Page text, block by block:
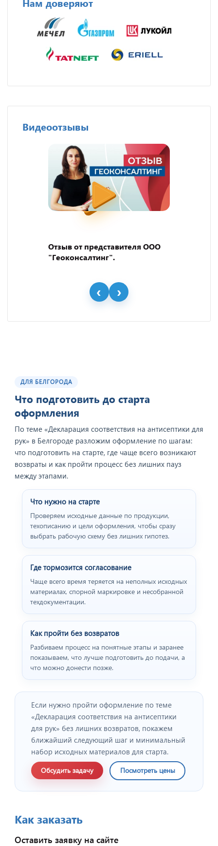
Видеоотзывы
Отзыв от представителя ООО
"Геоконсалтинг".
ДЛЯ БЕЛГОРОДА
Что подготовить до старта
оформления
По теме «Декларация соответствия на антисептики для
рук» в Белгороде разложим оформление по шагам:
что подготовить на старте, где чаще всего возникают
возвраты и как пройти процесс без лишних пауз
между этапами.
Что нужно на старте
Проверяем исходные данные по продукции,
техописанию и цели оформления, чтобы сразу
выбрать рабочую схему без лишних гипотез.
Где тормозится согласование
Чаще всего время теряется на неполных исходных
материалах, спорной маркировке и несобранной
техдокументации.
Как пройти без возвратов
Разбиваем процесс на понятные этапы и заранее
показываем, что лучше подготовить до подачи, а
что можно донести позже.
Если нужно пройти оформление по теме
«Декларация соответствия на антисептики
для рук» без лишних возвратов, покажем
ближайший следующий шаг и минимальный
набор исходных материалов для старта.
Обсудить задачу Посмотреть цены
Как заказать
Оставить заявку на сайте